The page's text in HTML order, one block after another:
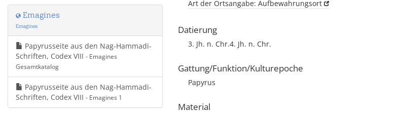
Emagines
Emagines
Papyrusseite aus den Nag-Hammadi-
Schriften, Codex VIII - Emagines
Gesamtkatalog
Papyrusseite aus den Nag-Hammadi-
Schriften, Codex VIII - Emagines 1
Art der Ortsangabe: Aufbewahrungsort
Datierung
3. Jh. n. Chr.4. Jh. n. Chr.
Gattung/Funktion/Kulturepoche
Papyrus
Material